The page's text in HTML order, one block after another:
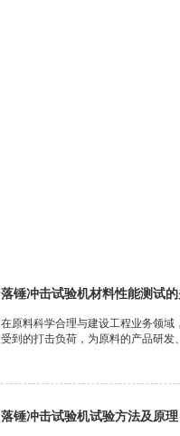
落锤冲击试验机材料性能测试
在原料科学合理与建设工程业务领
受到的打击负荷，为原料的产品研
落锤冲击试验机试验方法及原理